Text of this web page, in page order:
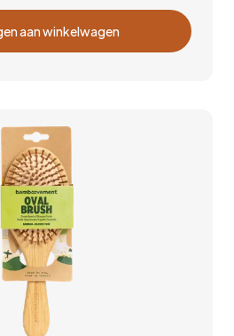
aan winkelwagen